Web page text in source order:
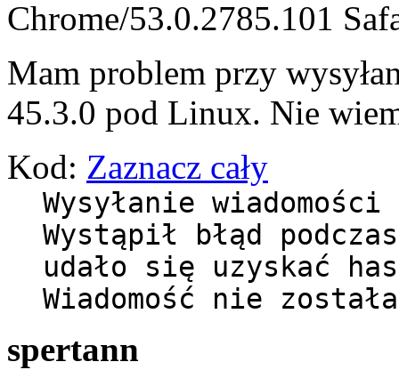
Chrome/53.0.2785.101
Mam problem przy
45.3.0 pod Linux. Nie
Kod: Zaznacz cały
Wysyłanie
Wystąpił błąd
udało się uzyskać
Wiadomość nie
spertann